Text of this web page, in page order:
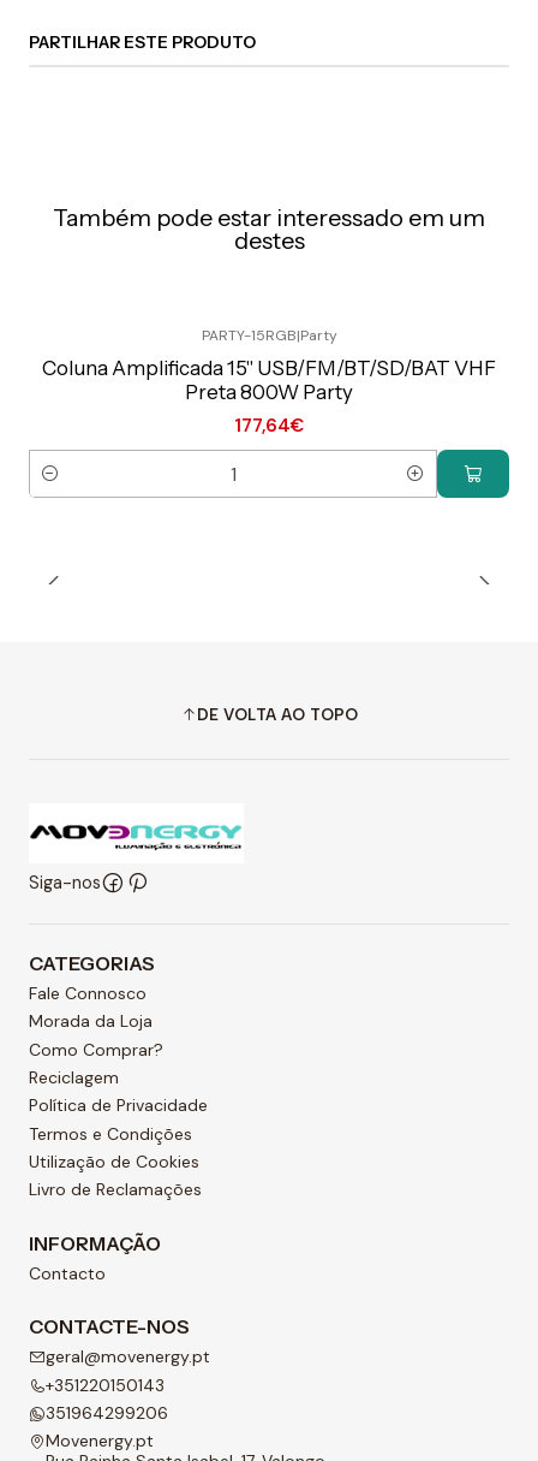
PARTILHAR ESTE PRODUTO
Também pode estar interessado em um
destes
PARTY-15RGB|Party
Coluna Amplificada 15" USB/FM/BT/SD/BAT VHF
Preta 800W Party
177,64€
Quantidade
DE VOLTA AO TOPO
Siga-nos
CATEGORIAS
Fale Connosco
Morada da Loja
Como Comprar?
Reciclagem
Política de Privacidade
Termos e Condições
Utilização de Cookies
Livro de Reclamações
INFORMAÇÃO
Contacto
CONTACTE-NOS
geral@movenergy.pt
+351220150143
351964299206
Movenergy.pt